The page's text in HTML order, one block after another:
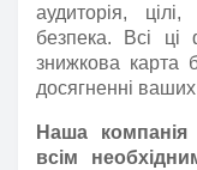
аудиторія,
безпека. Всі
знижкова карта
досягненні ваших
Наша
всім